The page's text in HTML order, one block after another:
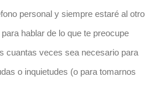
personal y siempre estaré al otro
hablar de lo que te preocupe
cuantas veces sea necesario para
o inquietudes (o para tomarnos